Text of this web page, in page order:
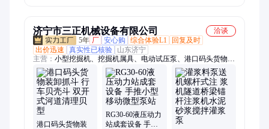
济宁市三正机械设备有限公司
洽谈
5年 厂 安心购 综合体验L1
回复及时
出价迅速
真实性已核验
山东济宁
主营： 小型挖掘机、挖掘机属具、电动试压泵、港口码头货物装
卸抓斗、洒水喷枪、冲洗卷盘箱、栈桥冲洗器、空气炮、防尘喷
枪、应急救援设备、液压动力站、户外移动照明灯、矿用气动葫
芦、挖机碎草机、JZQ齿轮减速机、电动液压拉马、全自动反冲
洗滤器、全自动除污器、灭火岩粉、阻化剂、工业料仓破拱器、
空气助流器、风幕机、电动打压机、井下用LED显示屏
港口码头货物装
RG30-60液压动力
站成套设备 手推